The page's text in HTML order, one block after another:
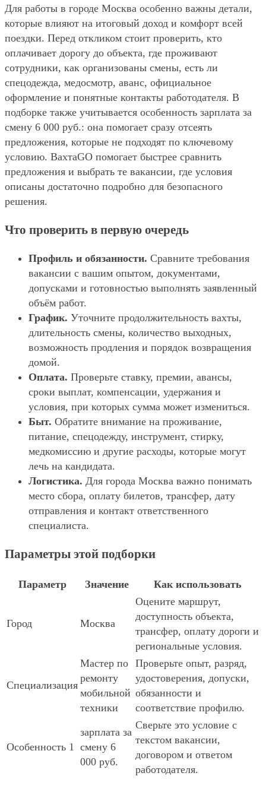
Для работы в городе Москва особенно важны детали,
которые влияют на итоговый доход и комфорт всей
поездки. Перед откликом стоит проверить, кто
оплачивает дорогу до объекта, где проживают
сотрудники, как организованы смены, есть ли
спецодежда, медосмотр, аванс, официальное
оформление и понятные контакты работодателя. В
подборке также учитывается особенность зарплата за
смену 6 000 руб.: она помогает сразу отсеять
предложения, которые не подходят по ключевому
условию. ВахтаGO помогает быстрее сравнить
предложения и выбрать те вакансии, где условия
описаны достаточно подробно для безопасного
решения.
Что проверить в первую очередь
Профиль и обязанности. Сравните требования
вакансии с вашим опытом, документами,
допусками и готовностью выполнять заявленный
объём работ.
График. Уточните продолжительность вахты,
длительность смены, количество выходных,
возможность продления и порядок возвращения
домой.
Оплата. Проверьте ставку, премии, авансы,
сроки выплат, компенсации, удержания и
условия, при которых сумма может измениться.
Быт. Обратите внимание на проживание,
питание, спецодежду, инструмент, стирку,
медкомиссию и другие расходы, которые могут
лечь на кандидата.
Логистика. Для города Москва важно понимать
место сбора, оплату билетов, трансфер, дату
отправления и контакт ответственного
специалиста.
Параметры этой подборки
Параметр Значение Как использовать
Город Москва
Оцените маршрут,
доступность объекта,
трансфер, оплату дороги и
региональные условия.
Специализация
Мастер по
ремонту
мобильной
техники
Проверьте опыт, разряд,
удостоверения, допуски,
обязанности и
соответствие профилю.
Особенность 1
зарплата за
смену 6
000 руб.
Сверьте это условие с
текстом вакансии,
договором и ответом
работодателя.